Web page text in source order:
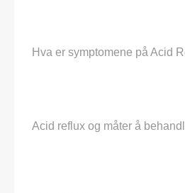
Hva er symptomene på Acid
Acid reflux og måter å